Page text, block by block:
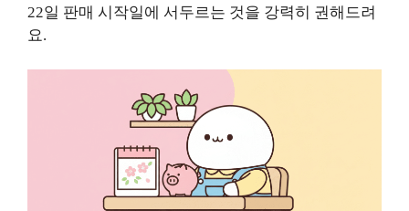
22일 판매 시작일에 서두르는 것을 강력히 권해드려
요.